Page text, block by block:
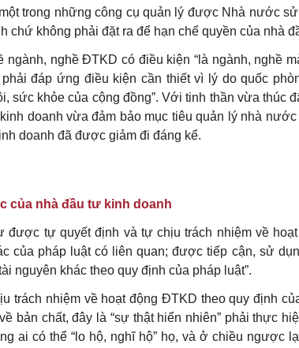
trong những công cụ quản lý được Nhà nước
chứ không phải đặt ra để hạn chế quyền của nhà
nghề ĐTKD có điều kiện “là ngành, nghề
đáp ứng điều kiện cần thiết vì lý do quốc
sức khỏe của cộng đồng”. Với tinh thần vừa thúc
doanh vừa đảm bảo mục tiêu quản lý nhà nước
doanh đã được giảm đi đáng kể.
của nhà đầu tư kinh doanh
được tự quyết định và tự chịu trách nhiệm về
của pháp luật có liên quan; được tiếp cận, sử
nguyên khác theo quy định của pháp luật”.
trách nhiệm về hoạt động ĐTKD theo quy định
bản chất, đây là “sự thật hiển nhiên” phải thực
ai có thể “lo hộ, nghĩ hộ” họ, và ở chiều ngược